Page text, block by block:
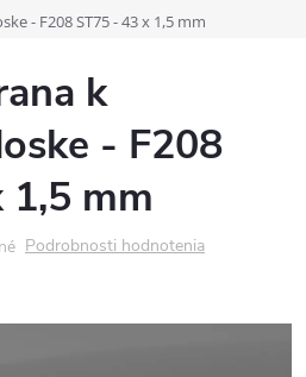
- F208 ST75 - 43 x 1,5 mm
k
- F208
1,5 mm
Podrobnosti hodnotenia